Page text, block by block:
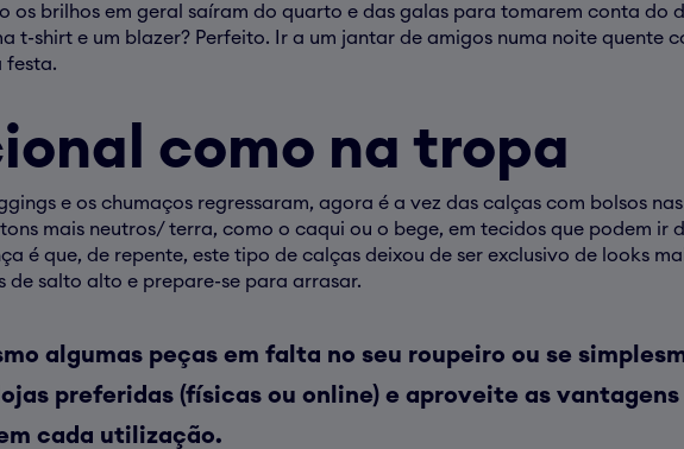
os brilhos em geral saíram do quarto e das galas para tomarem conta do
t-shirt e um blazer? Perfeito. Ir a um jantar de amigos numa noite quente
festa.
como na tropa
e os chumaços regressaram, agora é a vez das calças com bolsos
mais neutros/ terra, como o caqui ou o bege, em tecidos que podem
é que, de repente, este tipo de calças deixou de ser exclusivo de looks
de salto alto e prepare-se para arrasar.
algumas peças em falta no seu roupeiro ou se
preferidas (físicas ou online) e aproveite as vantagens
cada utilização.